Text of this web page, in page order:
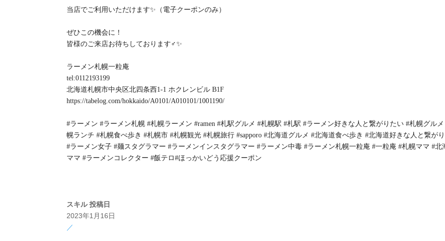
当店でご利用いただけます✨（電子クーポンのみ）
ぜひこの機会に！
皆様のご来店お待ちしております‍♂️✨
ラーメン札幌一粒庵
tel:0112193199
北海道札幌市中央区北四条西1-1 ホクレンビル B1F
https://tabelog.com/hokkaido/A0101/A010101/1001190/
#ラーメン #ラーメン札幌 #札幌ラーメン #ramen #札駅グルメ #札幌駅 #札駅 #ラーメン好きな人と繋がりたい #札幌グル
幌ランチ #札幌食べ歩き #札幌市 #札幌観光 #札幌旅行 #sapporo #北海道グルメ #北海道食べ歩き #北海道好きな人と繋が
#ラーメン女子 #麺スタグラマー #ラーメンインスタグラマー #ラーメン中毒 #ラーメン札幌一粒庵 #一粒庵 #札幌ママ #北
ママ #ラーメンコレクター #飯テロ#ほっかいどう応援クーポン
スキル 投稿日
2023年1月16日
／